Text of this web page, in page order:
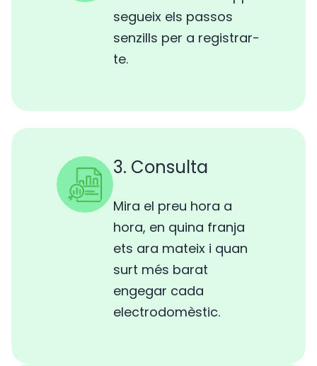
segueix els passos
senzills per a registrar-
te.
3. Consulta
Mira el preu hora a
hora, en quina franja
ets ara mateix i quan
surt més barat
engegar cada
electrodomèstic.